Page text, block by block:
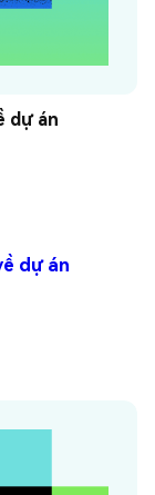
dự án
dự án